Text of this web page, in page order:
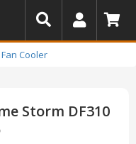
Fan Cooler
Storm DF310